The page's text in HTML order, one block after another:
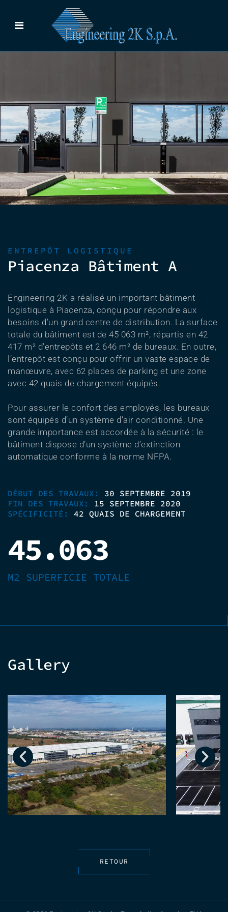
ENTREPÔT LOGISTIQUE
Piacenza Bâtiment A
Engineering 2K a réalisé un important bâtiment
logistique à Piacenza, conçu pour répondre aux
besoins d’un grand centre de distribution. La surface
totale du bâtiment est de 45 063 m², répartis en 42
417 m² d’entrepôts et 2 646 m² de bureaux. En outre,
l’entrepôt est conçu pour offrir un vaste espace de
manœuvre, avec 62 places de parking et une zone
avec 42 quais de chargement équipés.
Pour assurer le confort des employés, les bureaux
sont équipés d’un système d’air conditionné. Une
grande importance est accordée à la sécurité : le
bâtiment dispose d’un système d’extinction
automatique conforme à la norme NFPA.
DÉBUT DES TRAVAUX: 30 SEPTEMBRE 2019
FIN DES TRAVAUX: 15 SEPTEMBRE 2020
SPÉCIFICITÉ: 42 QUAIS DE CHARGEMENT
M2 SUPERFICIE TOTALE
45.063
Gallery
RETOUR